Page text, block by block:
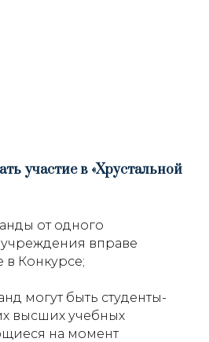
участие в «Хрустальной
от одного
вправе
в Конкурсе;
могут быть студенты-
высших учебных
на момент